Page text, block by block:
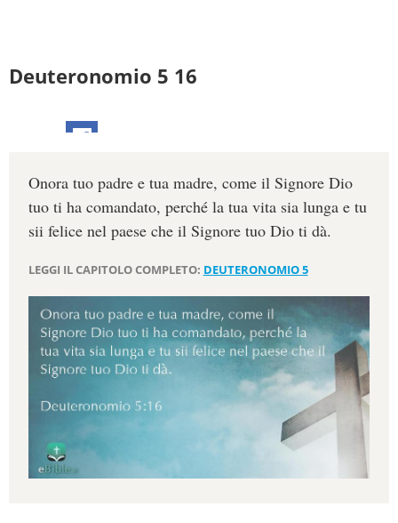
Deuteronomio 5 16
Onora tuo padre e tua madre, come il Signore Dio
tuo ti ha comandato, perché la tua vita sia lunga e tu
sii felice nel paese che il Signore tuo Dio ti dà.
LEGGI IL CAPITOLO COMPLETO: DEUTERONOMIO 5